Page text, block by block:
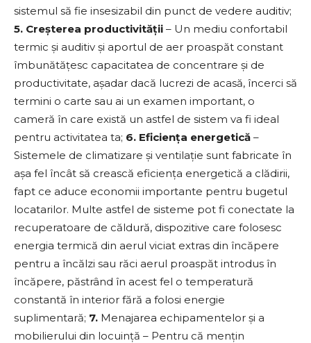
sistemul să fie insesizabil din punct de vedere auditiv;
5. Creșterea productivității – Un mediu confortabil
termic și auditiv și aportul de aer proaspăt constant
îmbunătățesc capacitatea de concentrare și de
productivitate, așadar dacă lucrezi de acasă, încerci să
termini o carte sau ai un examen important, o
cameră în care există un astfel de sistem va fi ideal
pentru activitatea ta; 6. Eficiența energetică –
Sistemele de climatizare și ventilație sunt fabricate în
așa fel încât să crească eficiența energetică a clădirii,
fapt ce aduce economii importante pentru bugetul
locatarilor. Multe astfel de sisteme pot fi conectate la
recuperatoare de căldură, dispozitive care folosesc
energia termică din aerul viciat extras din încăpere
pentru a încălzi sau răci aerul proaspăt introdus în
încăpere, păstrând în acest fel o temperatură
constantă în interior fără a folosi energie
suplimentară; 7. Menajarea echipamentelor și a
mobilierului din locuință – Pentru că mențin